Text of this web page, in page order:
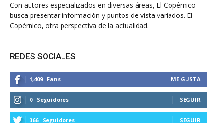
Con autores especializados en diversas áreas, El Copérnico
busca presentar información y puntos de vista variados. El
Copérnico, otra perspectiva de la actualidad.
REDES SOCIALES
1,409 Fans ME GUSTA
0 Seguidores SEGUIR
366 Seguidores SEGUIR